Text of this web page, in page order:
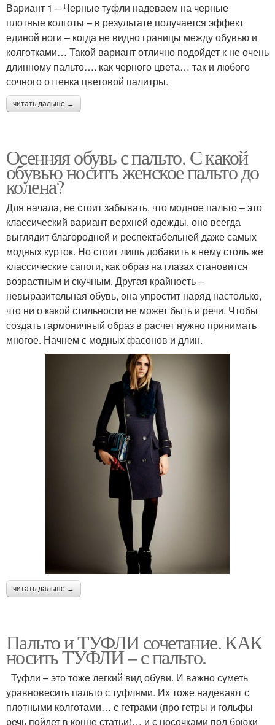
Вариант 1 – Черные туфли надеваем на черные
плотные колготы – в результате получается эффект
единой ноги – когда не видно границы между обувью и
колготками… Такой вариант отлично подойдет к не очень
длинному пальто…. как черного цвета… так и любого
сочного оттенка цветовой палитры.
читать дальше →
Осенняя обувь с пальто. С какой
обувью носить женское пальто до
колена?
Для начала, не стоит забывать, что модное пальто – это
классический вариант верхней одежды, оно всегда
выглядит благородней и респектабельней даже самых
модных курток. Но стоит лишь добавить к нему столь же
классические сапоги, как образ на глазах становится
возрастным и скучным. Другая крайность –
невыразительная обувь, она упростит наряд настолько,
что ни о какой стильности не может быть и речи. Чтобы
создать гармоничный образ в расчет нужно принимать
многое. Начнем с модных фасонов и длин.
читать дальше →
Пальто и ТУФЛИ сочетание. КАК
носить ТУФЛИ – с пальто.
Туфли – это тоже легкий вид обуви. И важно суметь
уравновесить пальто с туфлями. Их тоже надевают с
плотными колготами… с гетрами (про гетры и гольфы
речь пойдет в конце статьи)… и с носочками под брюки